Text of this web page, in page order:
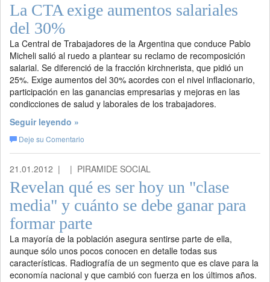
La CTA exige aumentos salariales
del 30%
La Central de Trabajadores de la Argentina que conduce Pablo
Micheli salió al ruedo a plantear su reclamo de recomposición
salarial. Se diferenció de la fracción kirchnerista, que pidió un
25%. Exige aumentos del 30% acordes con el nivel inflacionario,
participación en las ganancias empresarias y mejoras en las
condicciones de salud y laborales de los trabajadores.
Seguir leyendo »
Deje su Comentario
21.01.2012 | | PIRAMIDE SOCIAL
Revelan qué es ser hoy un "clase
media" y cuánto se debe ganar para
formar parte
La mayoría de la población asegura sentirse parte de ella,
aunque sólo unos pocos conocen en detalle todas sus
características. Radiografía de un segmento que es clave para la
economía nacional y que cambió con fuerza en los últimos años.